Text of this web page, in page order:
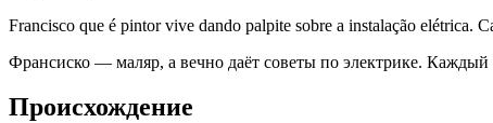
Francisco que é pintor vive dando palpite sobre a instalação elétrica.
Франсиско — маляр, а вечно даёт советы по электрике. Каждый
Происхождение